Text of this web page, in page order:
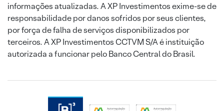
informações atualizadas. A XP Investimentos exime-se de
responsabilidade por danos sofridos por seus clientes,
por força de falha de serviços disponibilizados por
terceiros. A XP Investimentos CCTVM S/A é instituição
autorizada a funcionar pelo Banco Central do Brasil.